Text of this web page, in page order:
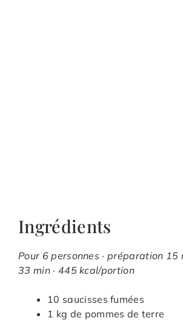
Ingrédients
Pour 6 personnes · préparation 15
33 min · 445 kcal/portion
10 saucisses fumées
1 kg de pommes de terre